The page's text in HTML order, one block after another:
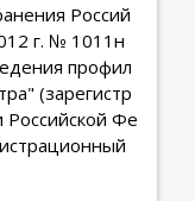
Россий
г. № 1011н
профил
(зарегистр
Фе